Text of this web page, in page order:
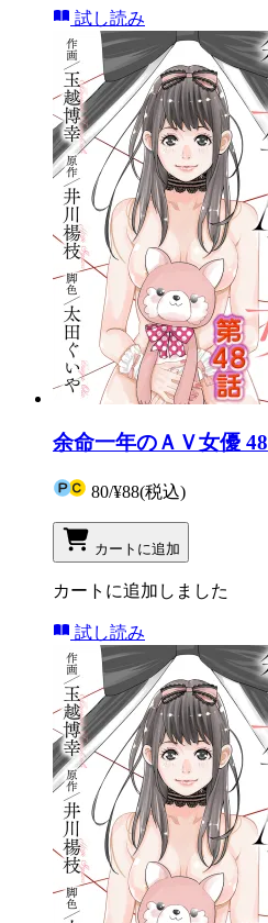
試し読み
余命一年のＡＶ女優 48
80/¥88(税込)
カートに追加
カートに追加しました
試し読み